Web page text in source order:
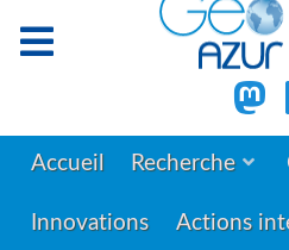
Accueil Recherche
Innovations Actions